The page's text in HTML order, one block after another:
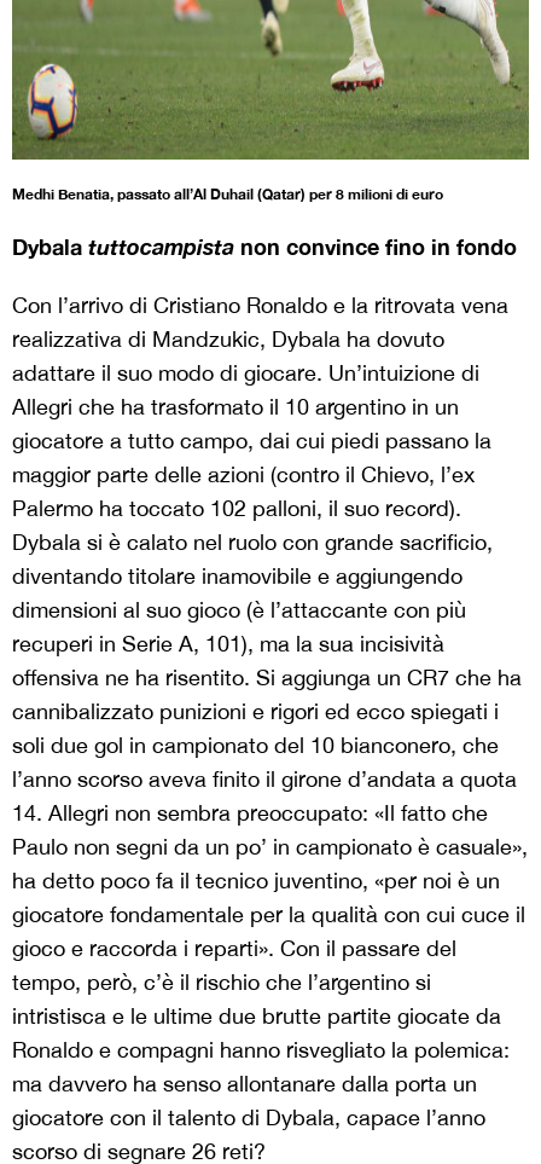
Medhi Benatia, passato all’Al Duhail (Qatar) per 8 milioni di euro
Dybala tuttocampista non convince fino in fondo
Con l’arrivo di Cristiano Ronaldo e la ritrovata vena
realizzativa di Mandzukic, Dybala ha dovuto
adattare il suo modo di giocare. Un’intuizione di
Allegri che ha trasformato il 10 argentino in un
giocatore a tutto campo, dai cui piedi passano la
maggior parte delle azioni (contro il Chievo, l’ex
Palermo ha toccato 102 palloni, il suo record).
Dybala si è calato nel ruolo con grande sacrificio,
diventando titolare inamovibile e aggiungendo
dimensioni al suo gioco (è l’attaccante con più
recuperi in Serie A, 101), ma la sua incisività
offensiva ne ha risentito. Si aggiunga un CR7 che ha
cannibalizzato punizioni e rigori ed ecco spiegati i
soli due gol in campionato del 10 bianconero, che
l’anno scorso aveva finito il girone d’andata a quota
14. Allegri non sembra preoccupato: «Il fatto che
Paulo non segni da un po’ in campionato è casuale»,
ha detto poco fa il tecnico juventino, «per noi è un
giocatore fondamentale per la qualità con cui cuce il
gioco e raccorda i reparti». Con il passare del
tempo, però, c’è il rischio che l’argentino si
intristisca e le ultime due brutte partite giocate da
Ronaldo e compagni hanno risvegliato la polemica:
ma davvero ha senso allontanare dalla porta un
giocatore con il talento di Dybala, capace l’anno
scorso di segnare 26 reti?